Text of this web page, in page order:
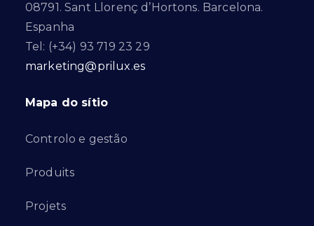
08791. Sant Llorenç d’Hortons. Barcelona.
Espanha
Tel: (+34) 93 719 23 29
marketing@prilux.es
Mapa do sítio
Controlo e gestão
Produits
Projets